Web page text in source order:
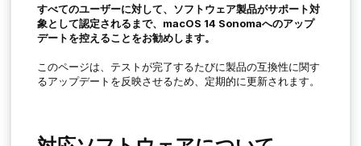
すべてのユーザーに対して、ソフトウェア製品がサポート対
象として認定されるまで、macOS 14 Sonomaへのアップ
デートを控えることをお勧めします。
このページは、テストが完了するたびに製品の互換性に関す
るアップデートを反映させるため、定期的に更新されます。